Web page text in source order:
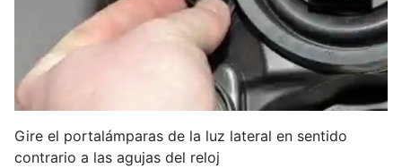
Gire el portalámparas de la luz lateral en sentido
contrario a las agujas del reloj